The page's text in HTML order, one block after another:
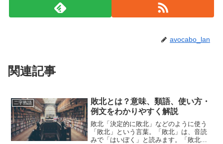
avocabo_lan
関連記事
二字熟語
敗北とは？意味、類語、使い方・
例文をわかりやすく解説
敗北「決定的に敗北」などのように使う
「敗北」という言葉。「敗北」は、音読
みで「はいぼく」と読みます。「敗北」